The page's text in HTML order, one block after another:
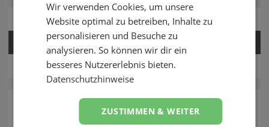
Für Kunden
Für Dienstleister
Wir verwenden Cookies, um unsere
Website optimal zu betreiben, Inhalte zu
personalisieren und Besuche zu
analysieren. So können wir dir ein
besseres Nutzererlebnis bieten.
Datenschutzhinweise
ZUSTIMMEN & WEITER